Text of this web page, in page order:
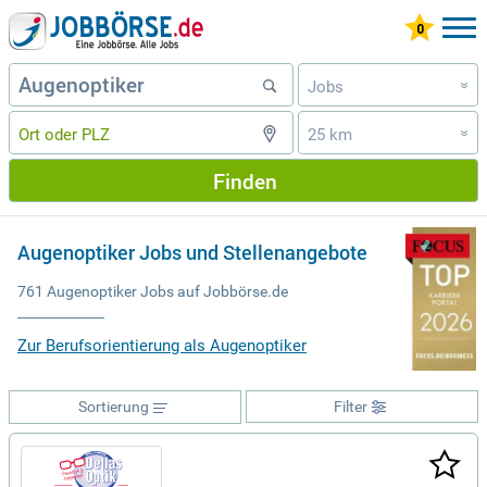
Jobs »
25 km »
Finden
Augenoptiker Jobs und Stellenangebote
761 Augenoptiker Jobs auf Jobbörse.de
Zur Berufsorientierung als Augenoptiker
Filter
Sortierung